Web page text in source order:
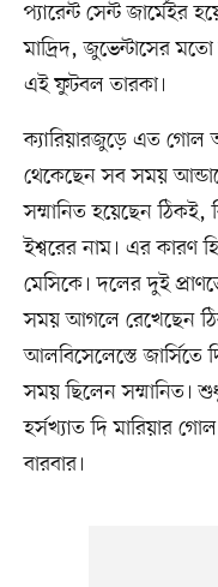
প্যারেন্ট সেন্ট জার্মেইর
মাদ্রিদ, জুভেন্টাসের মতো
এই ফুটবল তারকা।
ক্যারিয়ারজুড়ে এত গোল
থেকেছেন সব সময়
সম্মানিত হয়েছেন
ইশ্বরের নাম। এর কারণ
মেসিকে। দলের দুই
সময় আগলে রেখেছেন
আলবিসেলেস্তে জার্সিতে
সময় ছিলেন সম্মানিত।
হর্সখ্যাত দি মারিয়ার
বারবার।